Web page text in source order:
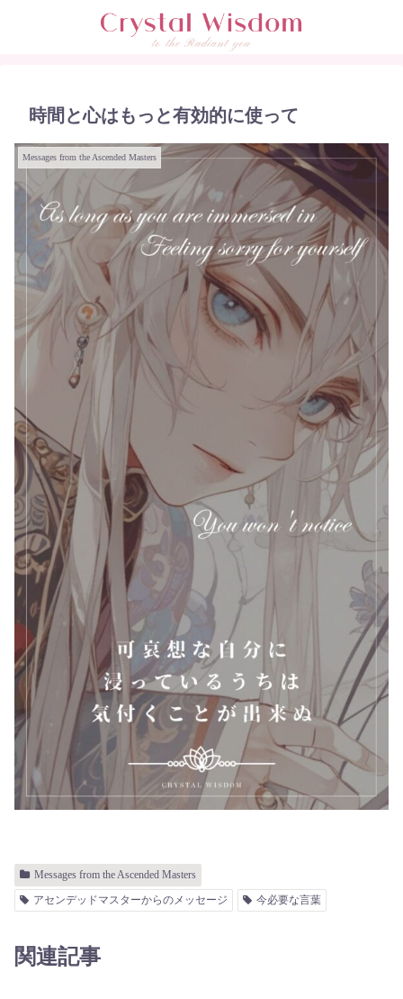
時間と心はもっと有効的に使って
Messages from the Ascended Masters
Messages from the Ascended Masters
アセンデッドマスターからのメッセージ
今必要な言葉
関連記事